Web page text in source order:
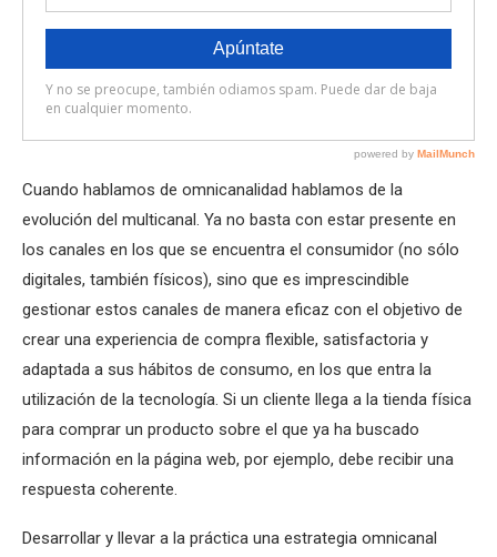
Cuando hablamos de omnicanalidad hablamos de la
evolución del multicanal. Ya no basta con estar presente en
los canales en los que se encuentra el consumidor (no sólo
digitales, también físicos), sino que es imprescindible
gestionar estos canales de manera eficaz con el objetivo de
crear una experiencia de compra flexible, satisfactoria y
adaptada a sus hábitos de consumo, en los que entra la
utilización de la tecnología. Si un cliente llega a la tienda física
para comprar un producto sobre el que ya ha buscado
información en la página web, por ejemplo, debe recibir una
respuesta coherente.
Desarrollar y llevar a la práctica una estrategia omnicanal